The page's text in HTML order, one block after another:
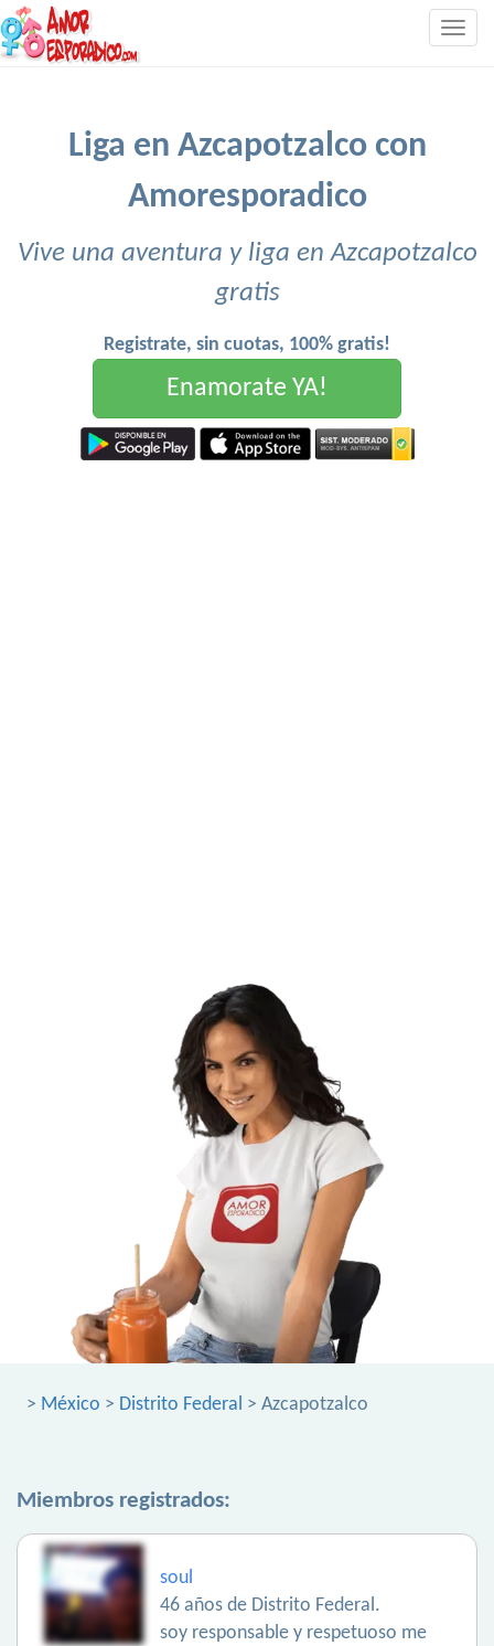
Liga en Azcapotzalco con
Amoresporadico
Vive una aventura y liga en Azcapotzalco
gratis
Registrate, sin cuotas, 100% gratis!
Enamorate YA!
> México > Distrito Federal > Azcapotzalco
Miembros registrados:
soul
46 años de Distrito Federal.
soy responsable y respetuoso me